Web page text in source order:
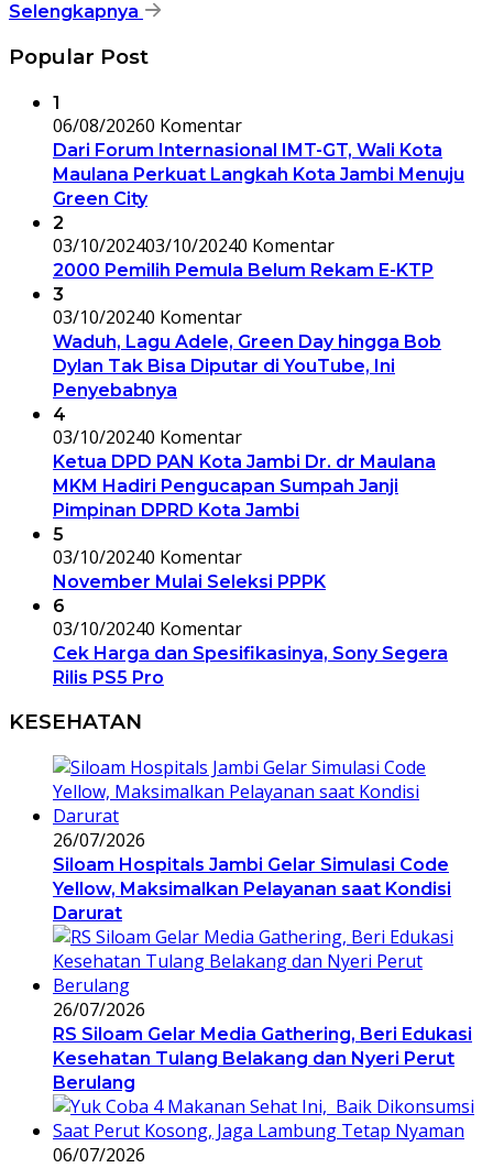
Selengkapnya
Popular Post
1
06/08/20260 Komentar
Dari Forum Internasional IMT-GT, Wali Kota
Maulana Perkuat Langkah Kota Jambi Menuju
Green City
2
03/10/202403/10/20240 Komentar
2000 Pemilih Pemula Belum Rekam E-KTP
3
03/10/20240 Komentar
Waduh, Lagu Adele, Green Day hingga Bob
Dylan Tak Bisa Diputar di YouTube, Ini
Penyebabnya
4
03/10/20240 Komentar
Ketua DPD PAN Kota Jambi Dr. dr Maulana
MKM Hadiri Pengucapan Sumpah Janji
Pimpinan DPRD Kota Jambi
5
03/10/20240 Komentar
November Mulai Seleksi PPPK
6
03/10/20240 Komentar
Cek Harga dan Spesifikasinya, Sony Segera
Rilis PS5 Pro
KESEHATAN
26/07/2026
Siloam Hospitals Jambi Gelar Simulasi Code
Yellow, Maksimalkan Pelayanan saat Kondisi
Darurat
26/07/2026
RS Siloam Gelar Media Gathering, Beri Edukasi
Kesehatan Tulang Belakang dan Nyeri Perut
Berulang
06/07/2026